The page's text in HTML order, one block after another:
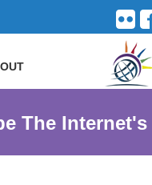
navigation
The